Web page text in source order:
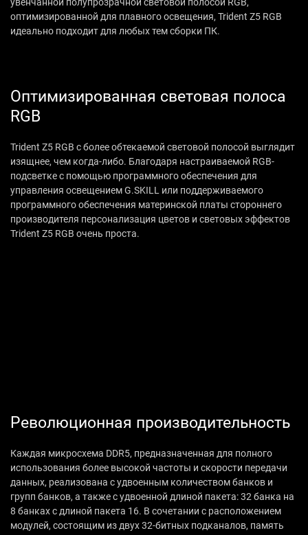
оптимизированной для плавного освещения, Trident Z5 RGB
идеально подходит для любых тем сборки ПК.
Оптимизированная световая полоса
RGB
Trident Z5 RGB с более обтекаемой световой полосой выглядит
изящнее, чем когда-либо. Благодаря настраиваемой RGB-
подсветке с помощью программного обеспечения для
управления освещением G.SKILL или поддерживаемого
программного обеспечения материнской платы стороннего
производителя персонализация цветов и световых эффектов
Trident Z5 RGB очень проста.
Революционная производительность
Каждая микросхема DDR5, предназначенная для полного
использования более высокой частоты и скорости передачи
данных, реализована с удвоенным количеством банков и
групп банков, а также с удвоенной длиной пакета: 32 банка на
8 банках с длиной пакета 16. В сочетании с расположением
модулей, состоящим из двух 32-битных подканалов, память